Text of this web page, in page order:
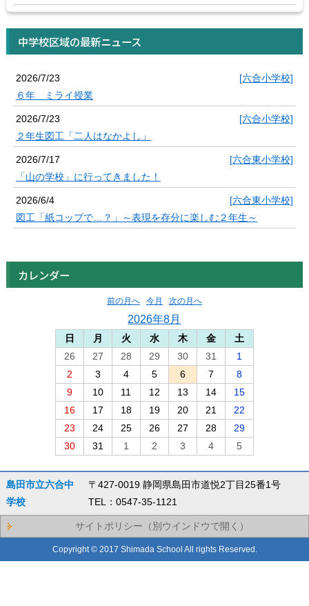
中学校区域の最新ニュース
2026/7/23
[六合小学校]
６年 ミライ授業
2026/7/23
[六合小学校]
２年生図工「二人はなかよし」
2026/7/17
[六合東小学校]
「山の学校」に行ってきました！
2026/6/4
[六合東小学校]
図工「紙コップで…？」～表現を存分に楽しむ２年生～
カレンダー
前の月へ 今月 次の月へ
2026年8月
日 月 火 水 木 金
土
26
27 28 29 30 31
1
2
3 4 5 6 7
8
9
10 11 12 13 14
15
16
17 18 19 20 21
22
23
24 25 26 27 28
29
30
31 1 2 3 4 5
島田市立六合中
学校
〒427-0019 静岡県島田市道悦2丁目25番1号
TEL：0547-35-1121
サイトポリシー（別ウインドウで開く）
Copyright © 2017 Shimada School All rights Reserved.